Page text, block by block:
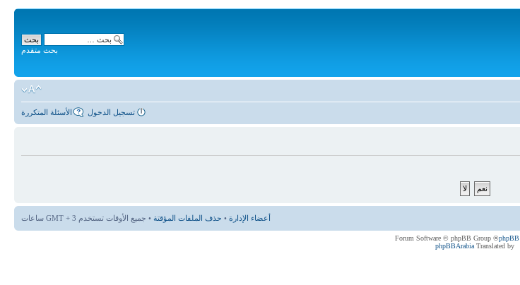
بحث متقدم
الأسئلة المتكررة تسجيل الدخول
أعضاء الإدارة • حذف الملفات المؤقتة • جميع الأوقات تستخدم GMT + 3 ساعات
phpBB
® Forum Software © phpBB Group
Translated by
phpBBArabia